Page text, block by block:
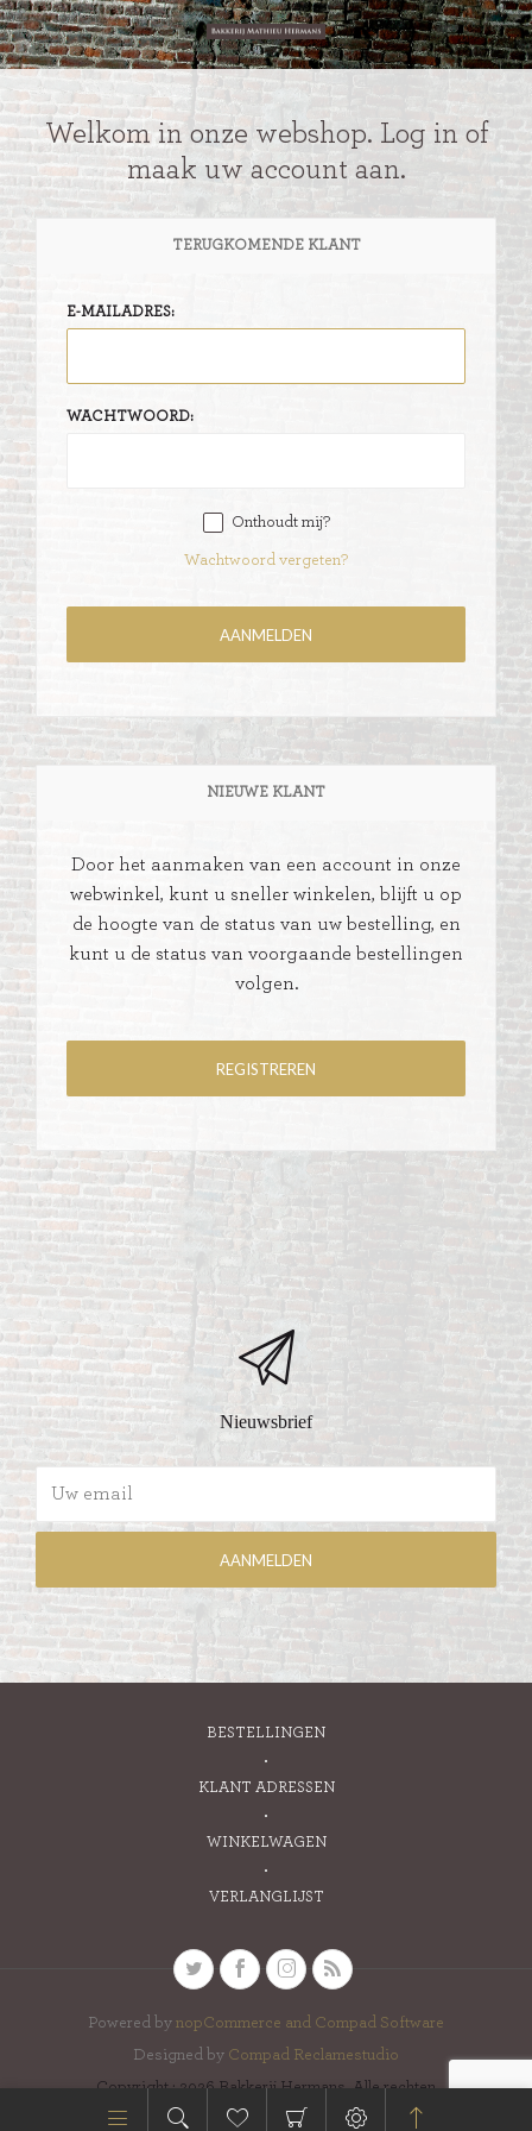
Welkom in onze webshop. Log in of
maak uw account aan.
TERUGKOMENDE KLANT
E-MAILADRES:
WACHTWOORD:
Onthoudt mij?
Wachtwoord vergeten?
NIEUWE KLANT
Door het aanmaken van een account in onze
webwinkel, kunt u sneller winkelen, blijft u op
de hoogte van de status van uw bestelling, en
kunt u de status van voorgaande bestellingen
volgen.
Nieuwsbrief
BESTELLINGEN
KLANT ADRESSEN
WINKELWAGEN
VERLANGLIJST
Powered by nopCommerce and Compad Software
Designed by Compad Reclamestudio
Copyright ; 2026 Bakkerij Hermans. Alle rechten
voorbehouden.